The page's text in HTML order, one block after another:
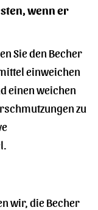
wenn er
Sie den Becher
einweichen
einen weichen
zu
wir, die Becher